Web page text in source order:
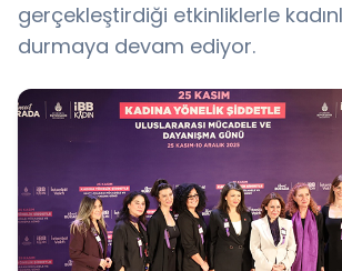
gerçekleştirdiği etkinliklerle
durmaya devam ediyor.